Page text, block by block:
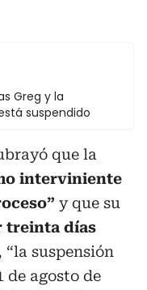
Greg y la
suspendido
que la
interviniente
y que su
treinta días
“la suspensión
de agosto de